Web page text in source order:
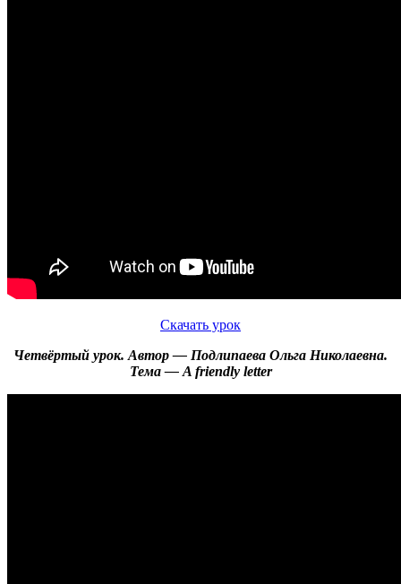
Скачать урок
Четвёртый урок. Автор — Подлипаева Ольга Николаевна.
Тема — A friendly letter